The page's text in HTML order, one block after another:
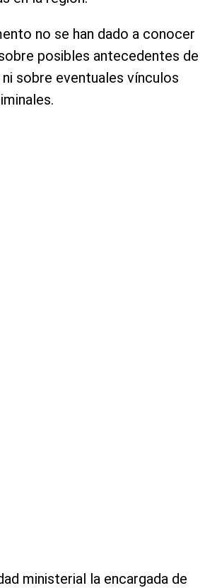
no se han dado a conocer
posibles antecedentes de
sobre eventuales vínculos
ministerial la encargada de